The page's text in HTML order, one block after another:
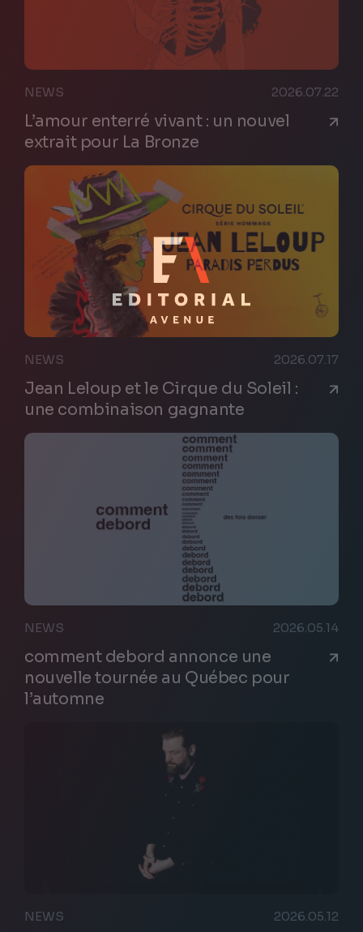
NEWS 2026.07.22
L’amour enterré vivant : un nouvel
extrait pour La Bronze
NEWS 2026.07.17
Jean Leloup et le Cirque du Soleil :
une combinaison gagnante
NEWS 2026.05.14
comment debord annonce une
nouvelle tournée au Québec pour
l’automne
NEWS 2026.05.12